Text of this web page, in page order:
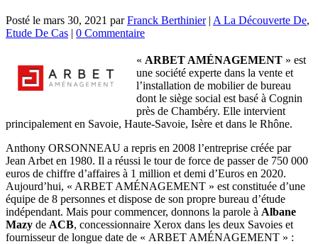
Posté le mars 30, 2021 parFranck Berthinier| A La Découverte De,
Etude De Cas | 0 Commentaire
« ARBET AMÉNAGEMENT » est
une société experte dans la vente et
l’installation de mobilier de bureau
dont le siège social est basé à Cognin
près de Chambéry. Elle intervient
principalement en Savoie, Haute-Savoie, Isère et dans le Rhône.
Anthony ORSONNEAU a repris en 2008 l’entreprise créée par
Jean Arbet en 1980. Il a réussi le tour de force de passer de 750 000
euros de chiffre d’affaires à 1 million et demi d’Euros en 2020.
Aujourd’hui, « ARBET AMÉNAGEMENT » est constituée d’une
équipe de 8 personnes et dispose de son propre bureau d’étude
indépendant. Mais pour commencer, donnons la parole à Albane
Mazy de ACB, concessionnaire Xerox dans les deux Savoies et
fournisseur de longue date de « ARBET AMÉNAGEMENT » :